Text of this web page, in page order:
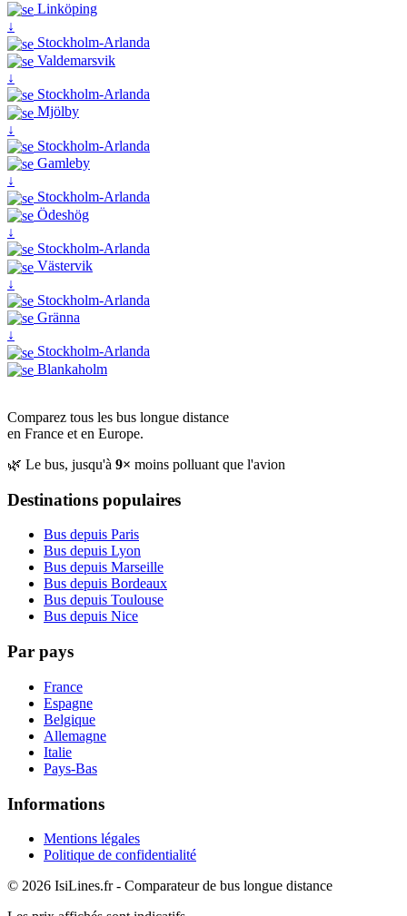
Linköping
↓
Stockholm-Arlanda
Valdemarsvik
↓
Stockholm-Arlanda
Mjölby
↓
Stockholm-Arlanda
Gamleby
↓
Stockholm-Arlanda
Ödeshög
↓
Stockholm-Arlanda
Västervik
↓
Stockholm-Arlanda
Gränna
↓
Stockholm-Arlanda
Blankaholm
Comparez tous les bus longue distance
en France et en Europe.
🌿 Le bus, jusqu'à 9× moins polluant que l'avion
Destinations populaires
Bus depuis Paris
Bus depuis Lyon
Bus depuis Marseille
Bus depuis Bordeaux
Bus depuis Toulouse
Bus depuis Nice
Par pays
France
Espagne
Belgique
Allemagne
Italie
Pays-Bas
Informations
Mentions légales
Politique de confidentialité
© 2026 IsiLines.fr - Comparateur de bus longue distance